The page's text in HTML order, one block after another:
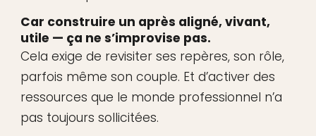
Car construire un après aligné, vivant,
utile — ça ne s’improvise pas.
Cela exige de revisiter ses repères, son rôle,
parfois même son couple. Et d’activer des
ressources que le monde professionnel n’a
pas toujours sollicitées.